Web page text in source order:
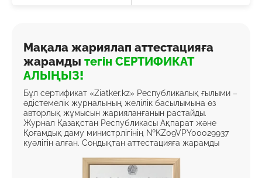
Мақала жариялап аттестацияға
жарамды тегін СЕРТИФИКАТ
АЛЫҢЫЗ!
Бұл сертификат «Ziatker.kz» Республикалық ғылыми –
әдістемелік журналының желілік басылымына өз
авторлық жұмысын жарияланғанын растайды.
Журнал Қазақстан Республикасы Ақпарат және
Қоғамдық даму министрлігінің №KZ09VPY00029937
куәлігін алған. Сондықтан аттестацияға жарамды